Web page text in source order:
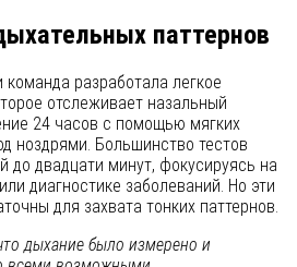
паттернов
разработала легкое
отслеживает назальный
24 часов с помощью мягких
ноздрями. Большинство тестов
до двадцати минут, фокусируясь на
диагностике заболеваний. Но эти
для захвата тонких паттернов.
дыхание было измерено и